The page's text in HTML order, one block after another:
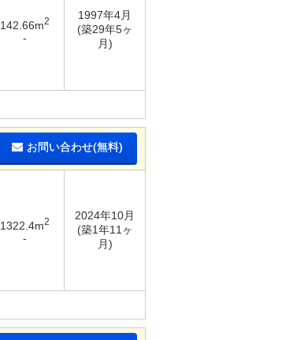
142.66m2
-
1997年4月
(築29年5ヶ
月)
お問い合わせ(無料)
1322.4m2
-
2024年10月
(築1年11ヶ
月)